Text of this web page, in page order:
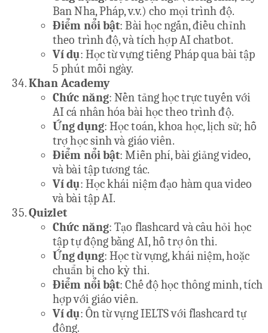
Ban Nha, Pháp, v.v.) cho mọi trình độ.
Điểm nổi bật: Bài học ngắn, điều chỉnh
theo trình độ, và tích hợp AI chatbot.
Ví dụ: Học từ vựng tiếng Pháp qua bài tập
5 phút mỗi ngày.
Khan Academy
Chức năng: Nền tảng học trực tuyến với
AI cá nhân hóa bài học theo trình độ.
Ứng dụng: Học toán, khoa học, lịch sử; hỗ
trợ học sinh và giáo viên.
Điểm nổi bật: Miễn phí, bài giảng video,
và bài tập tương tác.
Ví dụ: Học khái niệm đạo hàm qua video
và bài tập AI.
Quizlet
Chức năng: Tạo flashcard và câu hỏi học
tập tự động bằng AI, hỗ trợ ôn thi.
Ứng dụng: Học từ vựng, khái niệm, hoặc
chuẩn bị cho kỳ thi.
Điểm nổi bật: Chế độ học thông minh, tích
hợp với giáo viên.
Ví dụ: Ôn từ vựng IELTS với flashcard tự
động.